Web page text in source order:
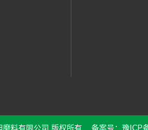
磨料有限公司 版权所有 备案号： 豫ICP